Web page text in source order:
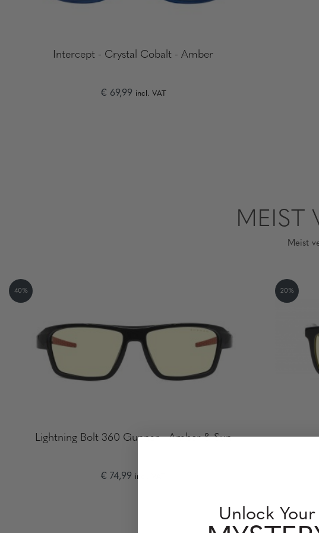
Intercept - Crystal Cobalt - Amber
€ 69,99 incl. VAT
MEIST
Meist
40%
Lightning Bolt 360 Gunnar - Amber & Sun
€ 74,99 incl. VAT
20%
Unlock Your